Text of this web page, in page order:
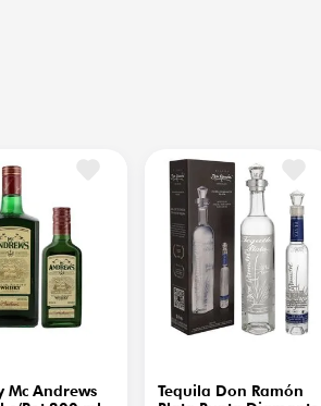
Mc Andrews
Tequila Don Ramón